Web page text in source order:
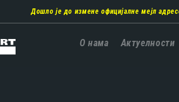
Дошло је до измене официјалне мејл
Главна
О нама Актуелности